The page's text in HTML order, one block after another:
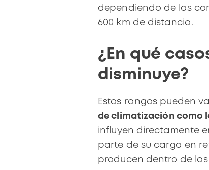
dependiendo de las
600 km de distancia.
¿En qué
disminuye?
Estos rangos pueden
de climatización como
influyen directamente
parte de su carga en
producen dentro de